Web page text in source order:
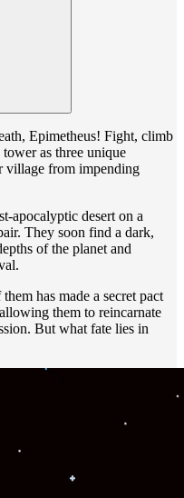
Epimetheus! Fight, climb
as three unique
village from impending
apocalyptic desert on a
They soon find a dark,
of the planet and
has made a secret pact
them to reincarnate
But what fate lies in